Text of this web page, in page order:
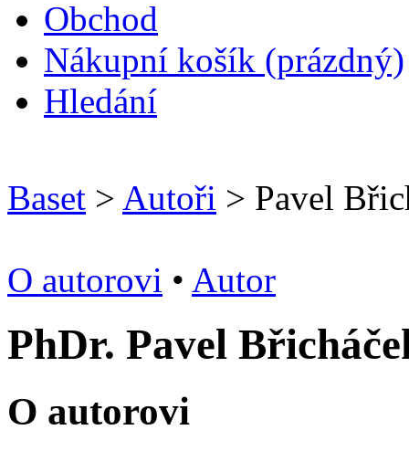
Obchod
Nákupní košík (prázdný)
Hledání
Baset > Autoři > Pavel
O autorovi • Autor
PhDr. Pavel
O autorovi